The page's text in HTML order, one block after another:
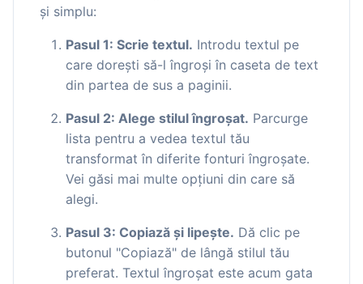
și simplu:
Pasul 1: Scrie textul. Introdu textul pe
care dorești să-l îngroși în caseta de text
din partea de sus a paginii.
Pasul 2: Alege stilul îngroșat. Parcurge
lista pentru a vedea textul tău
transformat în diferite fonturi îngroșate.
Vei găsi mai multe opțiuni din care să
alegi.
Pasul 3: Copiază și lipește. Dă clic pe
butonul "Copiază" de lângă stilul tău
preferat. Textul îngroșat este acum gata